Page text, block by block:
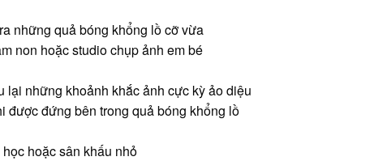
những quả bóng khổng lồ cỡ vừa
non hoặc studio chụp ảnh em bé
lại những khoảnh khắc ảnh cực kỳ ảo diệu
được đứng bên trong quả bóng khổng lồ
hoặc sân khấu nhỏ